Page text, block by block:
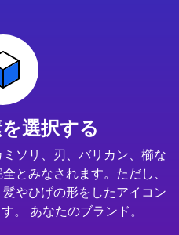
選択する
ソリ、刃、バリカン、櫛な
とみなされます。ただし、
やひげの形をしたアイコン
。 あなたのブランド。